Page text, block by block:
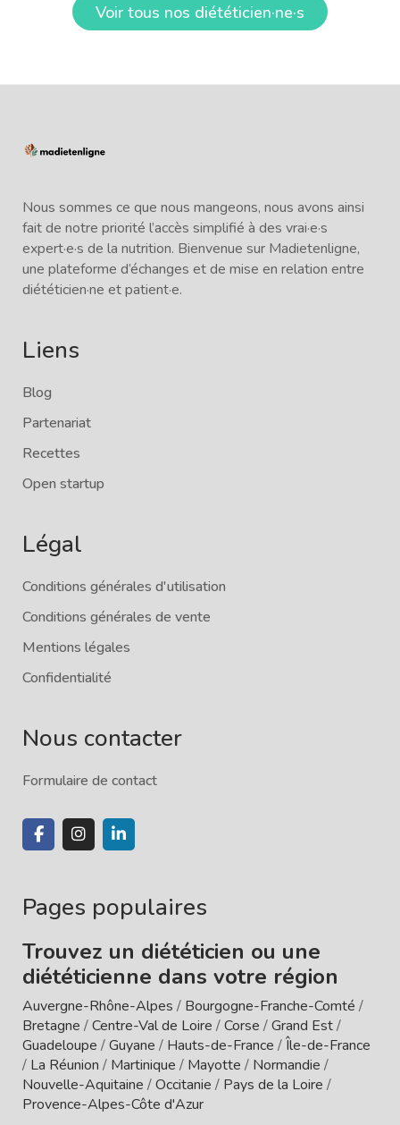
Voir tous nos diététicien·ne·s
Nous sommes ce que nous mangeons, nous avons ainsi
fait de notre priorité l’accès simplifié à des vrai·e·s
expert·e·s de la nutrition. Bienvenue sur Madietenligne,
une plateforme d’échanges et de mise en relation entre
diététicien·ne et patient·e.
Liens
Blog
Partenariat
Recettes
Open startup
Légal
Conditions générales d'utilisation
Conditions générales de vente
Mentions légales
Confidentialité
Nous contacter
Formulaire de contact
Pages populaires
Trouvez un diététicien ou une
diététicienne dans votre région
Auvergne-Rhône-Alpes / Bourgogne-Franche-Comté /
Bretagne /Centre-Val de Loire /Corse /Grand Est/
Guadeloupe /Guyane / Hauts-de-France /Île-de-France
/ La Réunion / Martinique / Mayotte / Normandie /
Nouvelle-Aquitaine /Occitanie / Pays de la Loire /
Provence-Alpes-Côte d'Azur